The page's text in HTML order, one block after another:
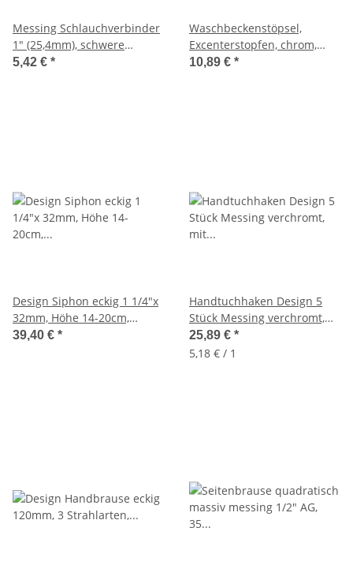
Messing Schlauchverbinder
1" (25,4mm), schwere
Ausführung,
5,42 € *
Waschbeckenstöpsel,
Excenterstopfen, chrom,
großer Durchmesser Ø
10,89 € *
Design Siphon eckig 1 1/4"x
32mm, Höhe 14-20cm,
verchromt
39,40 € *
Handtuchhaken Design 5
Stück Messing verchromt,
mit Schraubgewinde
25,89 € *
5,18 € / 1